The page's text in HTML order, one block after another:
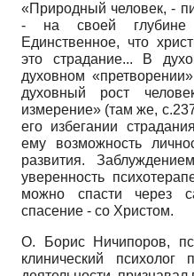
«Природный человек, -
- на своей глубине
Единственное, что
это страдание... В
духовном
духовный рост
измерение» (там же,
его избегании
ему возможность
развития.
уверенность
можно спасти через
спасение - со Христом.
О. Борис Ничипоров,
клинический психолог